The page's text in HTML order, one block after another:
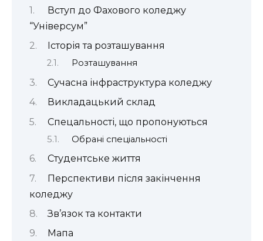
Вступ до Фахового коледжу
“Універсум”
Історія та розташування
Розташування
Сучасна інфраструктура коледжу
Викладацький склад
Спецальності, що пропонуються
Обрані спеціальності
Студентське життя
Перспективи після закінчення
коледжу
Зв’язок та контакти
Мапа